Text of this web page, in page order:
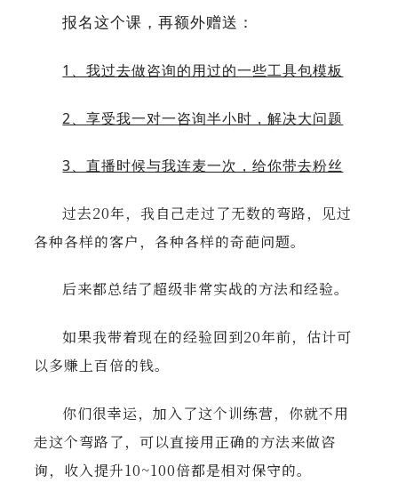
报名这个课，再额外赠送：
1、我过去做咨询的用过的一些工具包模板
2、享受我一对一咨询半小时，解决大问题
3、直播时候与我连麦一次，给你带去粉丝
过去20年，我自己走过了无数的弯路，见过
各种各样的客户，各种各样的奇葩问题。
后来都总结了超级非常实战的方法和经验。
如果我带着现在的经验回到20年前，估计可
以多赚上百倍的钱。
你们很幸运，加入了这个训练营，你就不用
走这个弯路了，可以直接用正确的方法来做咨
询，收入提升10~100倍都是相对保守的。